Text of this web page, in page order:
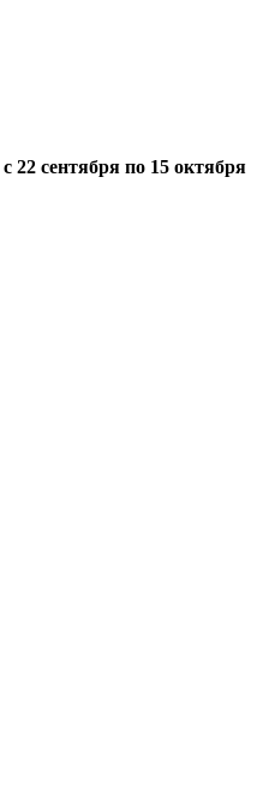
с 22 сентября по 15 октября